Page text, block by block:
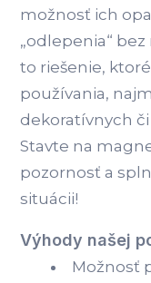
možnosť ich
„odlepenia“
to riešenie,
používania,
dekoratívnych
Stavte na
pozornosť a
situácii!
Výhody našej
Možnosť